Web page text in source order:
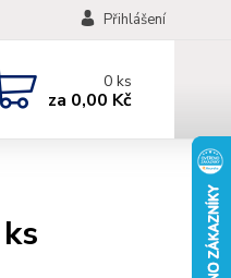
Přihlášení
0ks
za 0,00 Kč